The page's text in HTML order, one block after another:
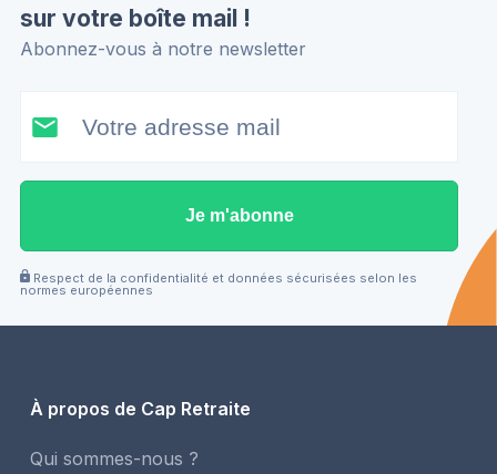
sur votre boîte mail !
Abonnez-vous à notre newsletter
Je m'abonne
Respect de la confidentialité et données sécurisées selon les
normes européennes
À propos de Cap Retraite
Qui sommes-nous ?